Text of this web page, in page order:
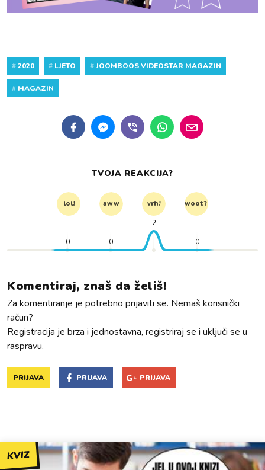
#2020 # LJETO #JOOMBOOS VIDEOSTAR MAGAZIN
# MAGAZIN
TVOJA REAKCIJA?
lol! aww vrh! woot?!
0 0
2
0
Komentiraj, znaš da želiš!
Za komentiranje je potrebno prijaviti se. Nemaš korisnički
račun?
Registracija je brza i jednostavna, registriraj se i uključi se u
raspravu.
PRIJAVA PRIJAVA PRIJAVA
KVIZ